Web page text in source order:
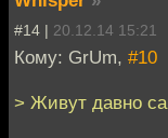
#14 | 20.12.14 15:21
Кому: GrUm, #10
> Живут давно